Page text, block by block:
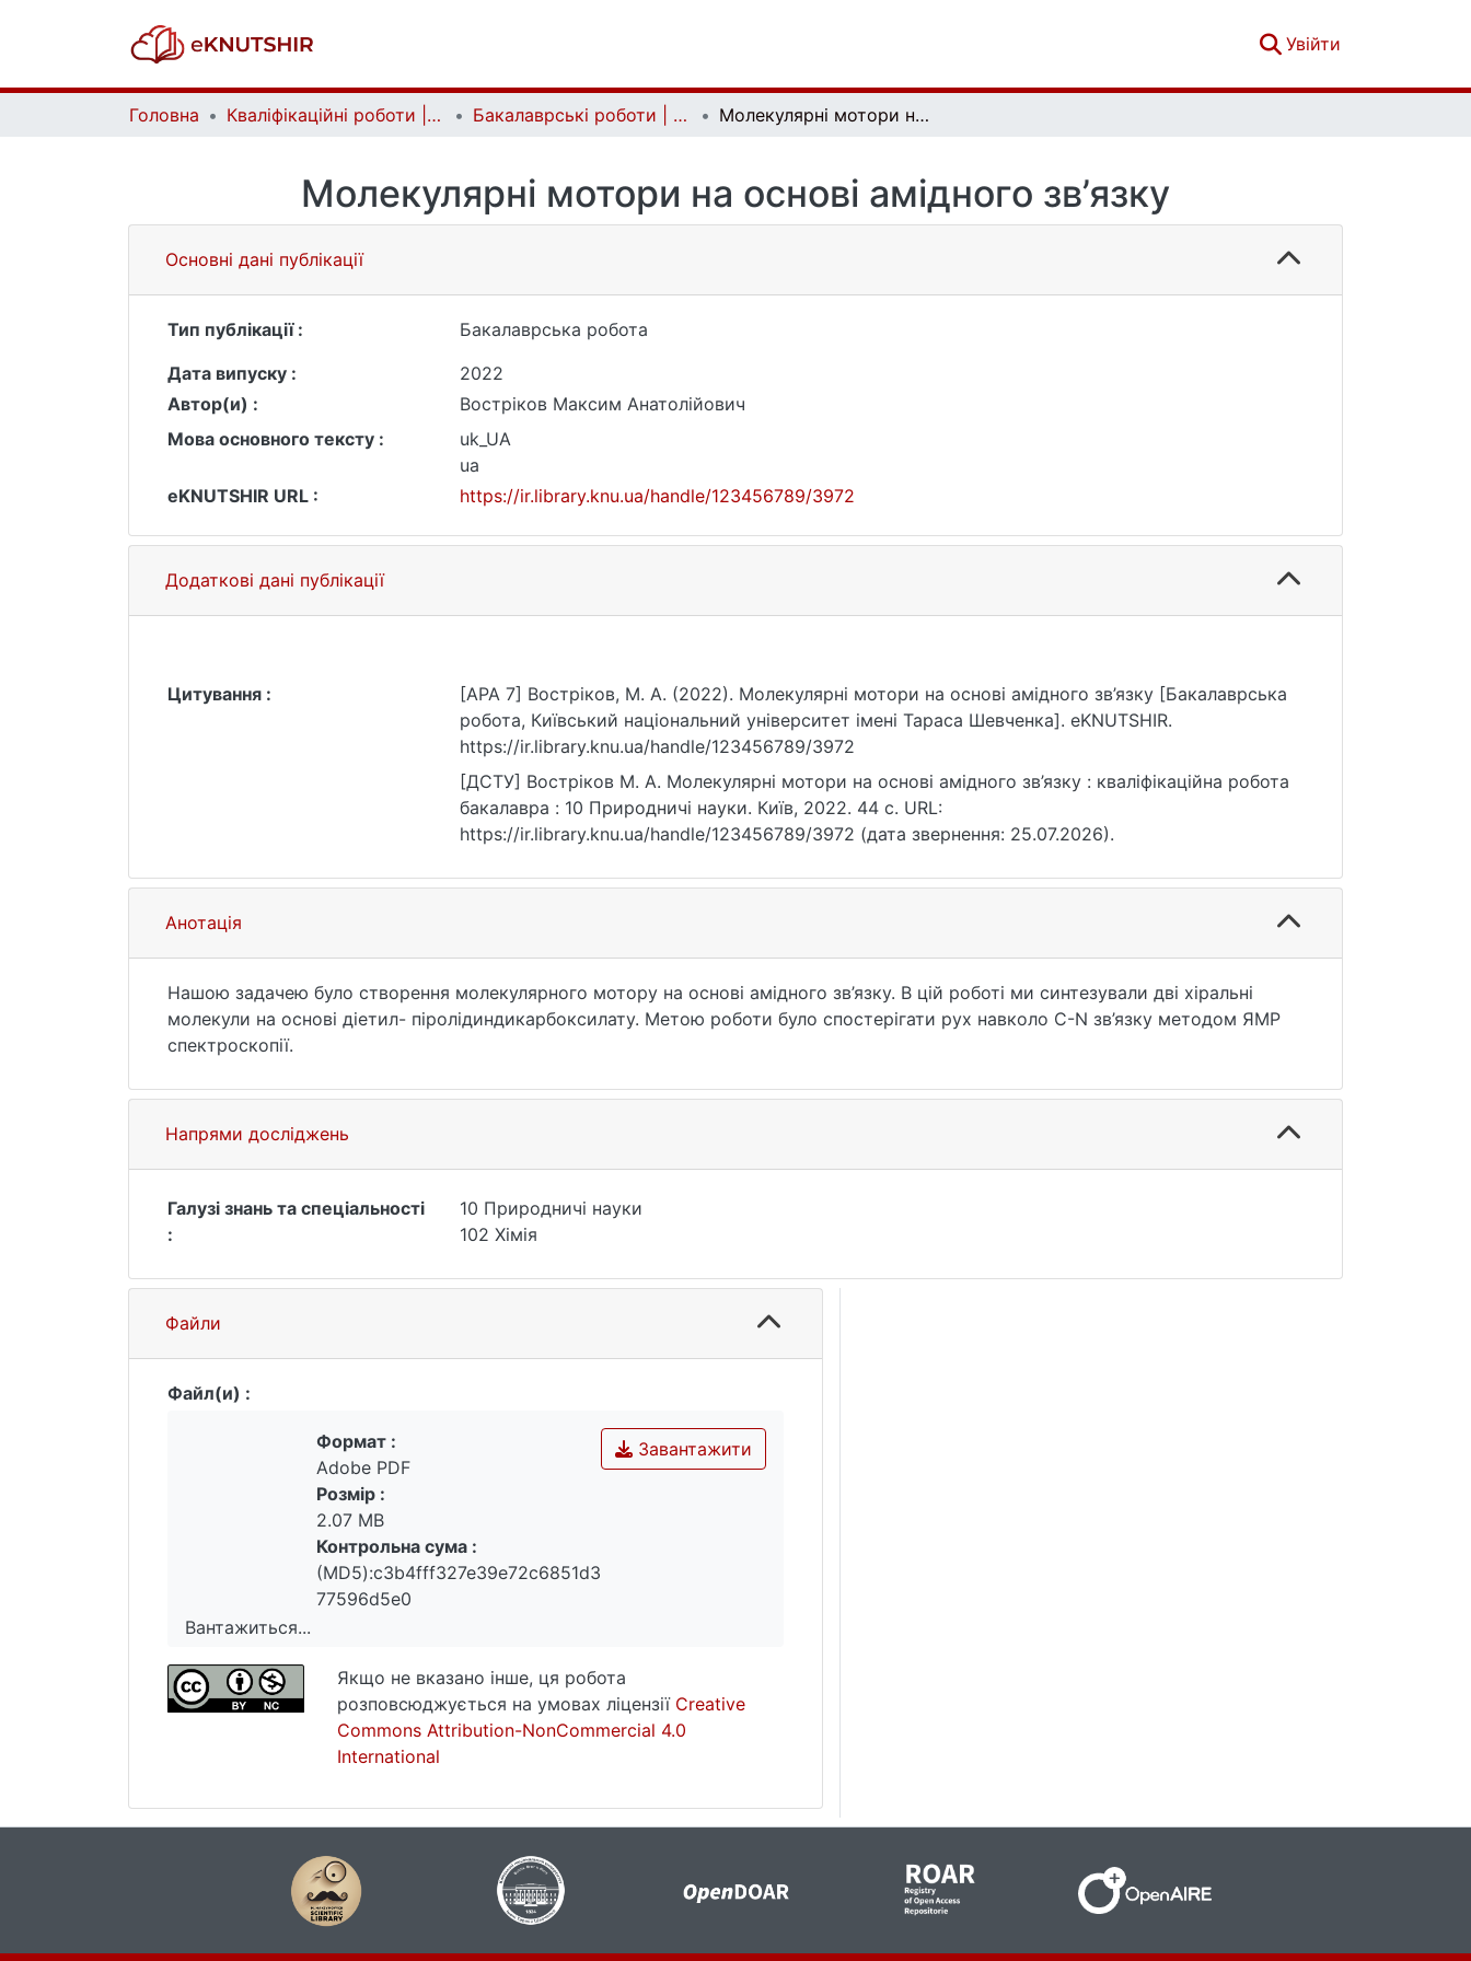
Увійти
Головна Кваліфікаційні роботи | Qualifying works Бакалаврські роботи | Bachelor theses Молекулярні мотори на основі амідного зв’язку
Молекулярні мотори на основі амідного зв’язку
Основні дані публікації
Тип публікації :
Бакалаврська робота
Дата випуску :
2022
Автор(и) :
Востріков Максим Анатолійович
Мова основного тексту :
uk_UA
ua
eKNUTSHIR URL :
https://ir.library.knu.ua/handle/123456789/3972
Додаткові дані публікації
Цитування :
[APA 7] Востріков, М. А. (2022). Молекулярні мотори на основі амідного зв’язку [Бакалаврська
робота, Київський національний університет імені Тараса Шевченка]. eKNUTSHIR.
https://ir.library.knu.ua/handle/123456789/3972
[ДСТУ] Востріков М. А. Молекулярні мотори на основі амідного зв’язку : кваліфікаційна робота
бакалавра : 10 Природничі науки. Київ, 2022. 44 с. URL:
https://ir.library.knu.ua/handle/123456789/3972 (дата звернення: 25.07.2026).
Анотація
Нашою задачею було створення молекулярного мотору на основі амідного зв’язку. В цій роботі ми синтезували дві хіральні
молекули на основі діетил- піролідиндикарбоксилату. Метою роботи було спостерігати рух навколо C-N зв’язку методом ЯМР
спектроскопії.
Напрями досліджень
Галузі знань та спеціальності
:
10 Природничі науки
102 Хімія
Файли
Файл(и) :
Вантажиться...
Вантажиться...
Завантажити
Формат :
Adobe PDF
Розмір :
2.07 MB
Контрольна сума :
(MD5):c3b4fff327e39e72c6851d3
77596d5e0
Якщо не вказано інше, ця робота
розповсюджується на умовах ліцензії Creative
Commons Attribution-NonCommercial 4.0
International